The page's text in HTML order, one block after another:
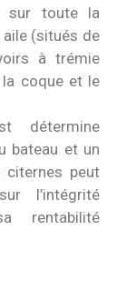
sur toute la
(situés de
à trémie
coque et le
détermine
bateau et un
citernes peut
l’intégrité
rentabilité